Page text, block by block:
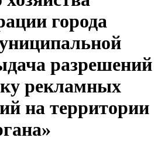
города
разрешений
рекламных
на территории